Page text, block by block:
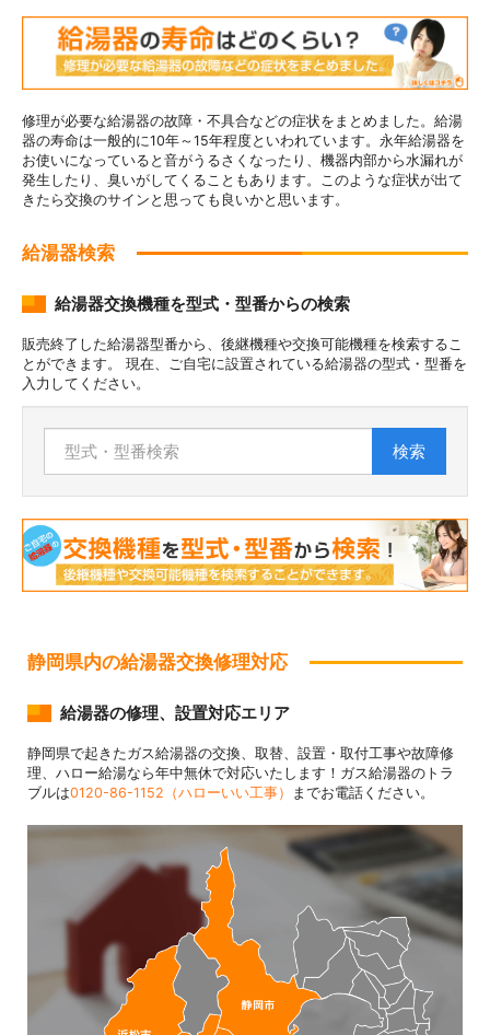
修理が必要な給湯器の故障・不具合などの症状をまとめました。給湯
器の寿命は一般的に10年～15年程度といわれています。永年給湯器を
お使いになっていると音がうるさくなったり、機器内部から水漏れが
発生したり、臭いがしてくることもあります。このような症状が出て
きたら交換のサインと思っても良いかと思います。
給湯器検索
給湯器交換機種を型式・型番からの検索
販売終了した給湯器型番から、後継機種や交換可能機種を検索するこ
とができます。 現在、ご自宅に設置されている給湯器の型式・型番を
入力してください。
検索
静岡県内の給湯器交換修理対応
給湯器の修理、設置対応エリア
静岡県で起きたガス給湯器の交換、取替、設置・取付工事や故障修
理、ハロー給湯なら年中無休で対応いたします！ガス給湯器のトラ
ブルは0120-86-1152（ハローいい工事） までお電話ください。